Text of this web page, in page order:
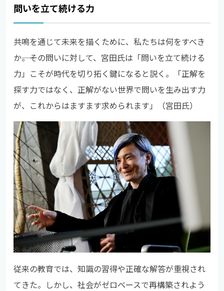
問いを立て続ける力
共鳴を通じて未来を描くために、私たちは何をすべき
か――。その問いに対して、宮田氏は「問いを立て続ける
力」こそが時代を切り拓く鍵になると説く。「正解を
探す力ではなく、正解がない世界で問いを生み出す力
が、これからはますます求められます」（宮田氏）
従来の教育では、知識の習得や正確な解答が重視され
てきた。しかし、社会がゼロベースで再構築されよう